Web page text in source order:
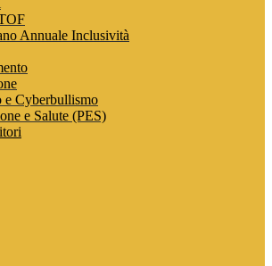
Annuale Inclusività
e Cyberbullismo
e Salute (PES)